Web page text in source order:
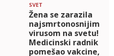
SVET
Žena se zarazila
najsmrtonosnijim
virusom na svetu!
Medicinski radnik
pomešao vakcine,